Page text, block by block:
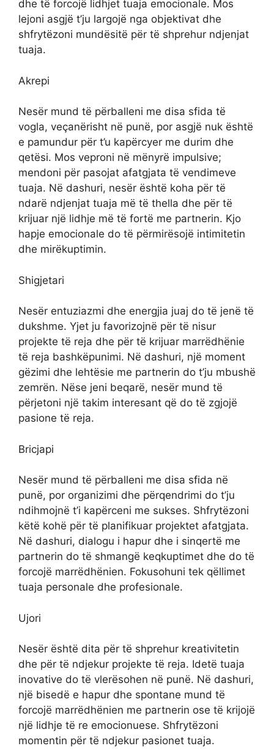
dhe të forcojë lidhjet tuaja emocionale. Mos
lejoni asgjë t’ju largojë nga objektivat dhe
shfrytëzoni mundësitë për të shprehur ndjenjat
tuaja.
Akrepi
Nesër mund të përballeni me disa sfida të
vogla, veçanërisht në punë, por asgjë nuk është
e pamundur për t’u kapërcyer me durim dhe
qetësi. Mos veproni në mënyrë impulsive;
mendoni për pasojat afatgjata të vendimeve
tuaja. Në dashuri, nesër është koha për të
ndarë ndjenjat tuaja më të thella dhe për të
krijuar një lidhje më të fortë me partnerin. Kjo
hapje emocionale do të përmirësojë intimitetin
dhe mirëkuptimin.
Shigjetari
Nesër entuziazmi dhe energjia juaj do të jenë të
dukshme. Yjet ju favorizojnë për të nisur
projekte të reja dhe për të krijuar marrëdhënie
të reja bashkëpunimi. Në dashuri, një moment
gëzimi dhe lehtësie me partnerin do t’ju mbushë
zemrën. Nëse jeni beqarë, nesër mund të
përjetoni një takim interesant që do të zgjojë
pasione të reja.
Bricjapi
Nesër mund të përballeni me disa sfida në
punë, por organizimi dhe përqendrimi do t’ju
ndihmojnë t’i kapërceni me sukses. Shfrytëzoni
këtë kohë për të planifikuar projektet afatgjata.
Në dashuri, dialogu i hapur dhe i sinqertë me
partnerin do të shmangë keqkuptimet dhe do të
forcojë marrëdhënien. Fokusohuni tek qëllimet
tuaja personale dhe profesionale.
Ujori
Nesër është dita për të shprehur kreativitetin
dhe për të ndjekur projekte të reja. Idetë tuaja
inovative do të vlerësohen në punë. Në dashuri,
një bisedë e hapur dhe spontane mund të
forcojë marrëdhënien me partnerin ose të krijojë
një lidhje të re emocionuese. Shfrytëzoni
momentin për të ndjekur pasionet tuaja.